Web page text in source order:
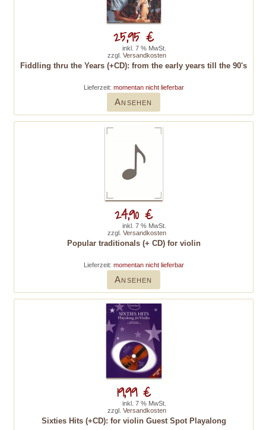
Fiddling thru the Years (+CD): from the early years till the 90's
Lieferzeit: momentan nicht lieferbar
Ansehen
25,95 €
inkl. 7 % MwSt.
zzgl. Versandkosten
Popular traditionals (+ CD) for violin
Lieferzeit: momentan nicht lieferbar
Ansehen
24,90 €
inkl. 7 % MwSt.
zzgl. Versandkosten
Sixties Hits (+CD): for violin Guest Spot Playalong
19,99 €
inkl. 7 % MwSt.
zzgl. Versandkosten